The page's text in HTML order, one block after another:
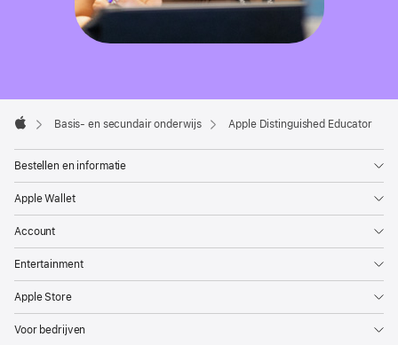
Footer

Basis- en secundair onderwijs Apple Distinguished Educator
Bestellen en informatie
Apple Wallet
Account
Entertainment
Apple Store
Voor bedrijven